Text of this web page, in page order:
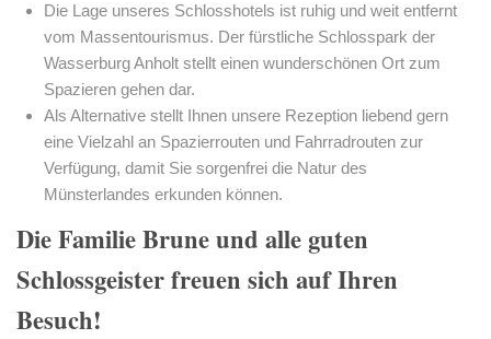
Die Lage unseres Schlosshotels ist ruhig und weit entfernt
vom Massentourismus. Der fürstliche Schlosspark der
Wasserburg Anholt stellt einen wunderschönen Ort zum
Spazieren gehen dar.
Als Alternative stellt Ihnen unsere Rezeption liebend gern
eine Vielzahl an Spazierrouten und Fahrradrouten zur
Verfügung, damit Sie sorgenfrei die Natur des
Münsterlandes erkunden können.
Die Familie Brune und alle guten
Schlossgeister freuen sich auf Ihren
Besuch!